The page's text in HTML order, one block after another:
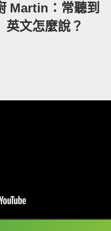
Martin：常聽到
英文怎麼說？